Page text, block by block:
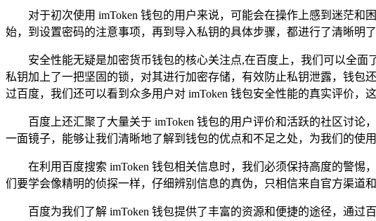
对于初次使用 imToken 钱包的用户来说，可能会在操作上感到迷茫
始，到设置密码的注意事项，再到导入私钥的具体步骤，都进行了清晰明
安全性能无疑是加密货币钱包的核心关注点,在百度上，我们可以全
私钥加上了一把坚固的锁，对其进行加密存储，有效防止私钥泄露，钱包
过百度，我们还可以看到众多用户对 imToken 钱包安全性能的真实评价，
百度上还汇聚了大量关于 imToken 钱包的用户评价和活跃的社区讨
一面镜子，能够让我们清晰地了解到钱包的优点和不足之处，为我们的使
在利用百度搜索 imToken 钱包相关信息时，我们必须保持高度的警
们要学会像精明的侦探一样，仔细辨别信息的真伪，只相信来自官方渠道
百度为我们了解 imToken 钱包提供了丰富的资源和便捷的途径，通